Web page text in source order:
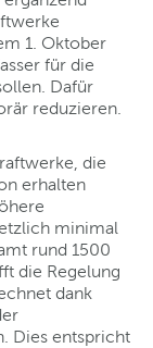
1. Oktober
für die
Dafür
reduzieren.
die
erhalten
minimal
rund 1500
die Regelung
dank
Dies entspricht